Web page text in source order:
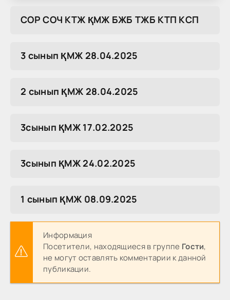
COP COЧ KTЖ ҚMЖ БЖБ TЖБ KTП KCП
3 сынып ҚМЖ 28.04.2025
2 сынып ҚМЖ 28.04.2025
3сынып ҚМЖ 17.02.2025
3сынып ҚМЖ 24.02.2025
1 сынып ҚМЖ 08.09.2025
Информация
Посетители, находящиеся в группе Гости,
не могут оставлять комментарии к данной
публикации.